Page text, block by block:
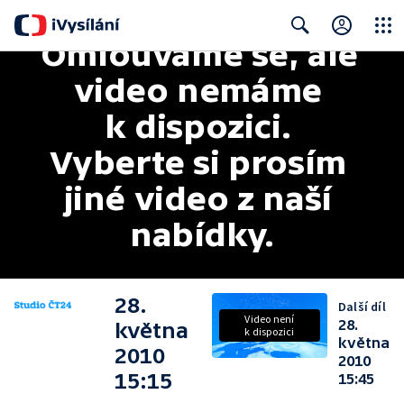
Search
Omlouváme se, ale
video nemáme
k dispozici.
Vyberte si prosím
jiné video z naší
nabídky.
28.
května
2010
15:15
Video není
k dispozici
Další díl
28.
května
2010
15:45